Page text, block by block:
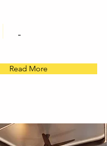
-
Read More